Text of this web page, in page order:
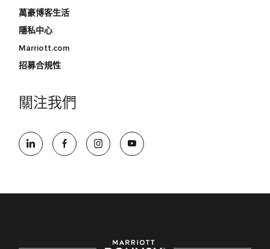
萬豪博客生活
隱私中心
Marriott.com
招募合規性
關注我們